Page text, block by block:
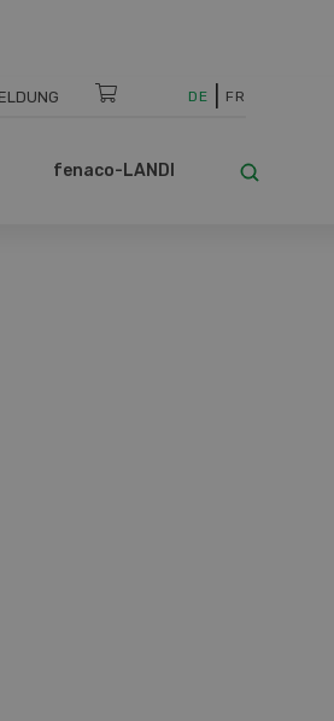
DE FR
fenaco-LANDI